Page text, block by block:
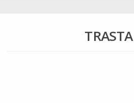
TRASTA